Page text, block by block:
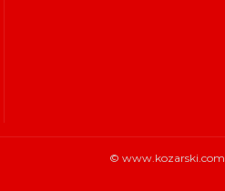
© www.kozarski.com